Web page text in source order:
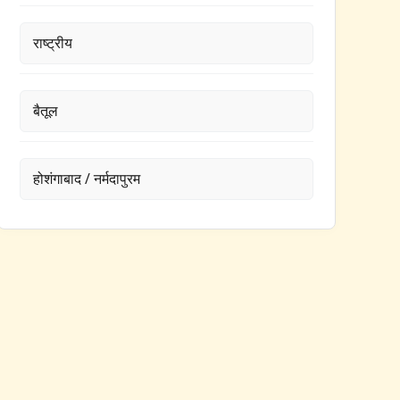
राष्ट्रीय
बैतूल
होशंगाबाद / नर्मदापुरम